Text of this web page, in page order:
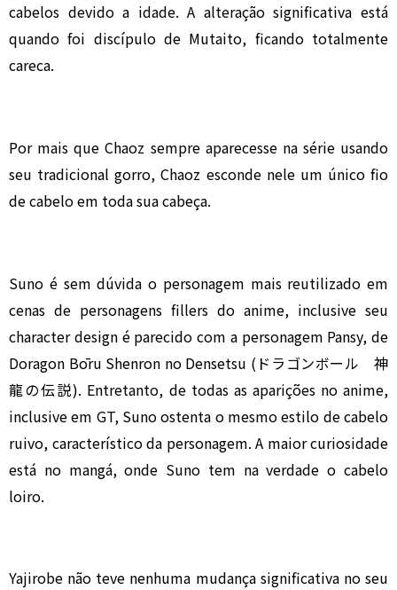
cabelos devido a idade. A alteração significativa está
quando foi discípulo de Mutaito, ficando totalmente
careca.
Por mais que Chaoz sempre aparecesse na série usando
seu tradicional gorro, Chaoz esconde nele um único fio
de cabelo em toda sua cabeça.
Suno é sem dúvida o personagem mais reutilizado em
cenas de personagens fillers do anime, inclusive seu
character design é parecido com a personagem Pansy, de
Doragon Bōru Shenron no Densetsu (ドラゴンボール 神
龍の伝説). Entretanto, de todas as aparições no anime,
inclusive em GT, Suno ostenta o mesmo estilo de cabelo
ruivo, característico da personagem. A maior curiosidade
está no mangá, onde Suno tem na verdade o cabelo
loiro.
Yajirobe não teve nenhuma mudança significativa no seu